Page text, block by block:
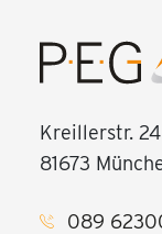
Kreillerstr. 24
81673
089